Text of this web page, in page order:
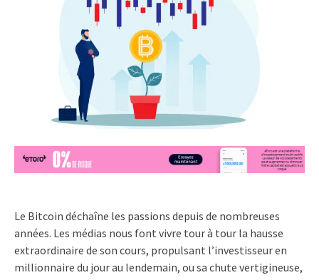
Le Bitcoin déchaîne les passions depuis de nombreuses
années. Les médias nous font vivre tour à tour la hausse
extraordinaire de son cours, propulsant l’investisseur en
millionnaire du jour au lendemain, ou sa chute vertigineuse,